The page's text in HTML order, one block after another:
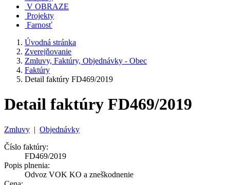
V OBRAZE
Projekty
Farnosť
Úvodná stránka
Zverejňovanie
Zmluvy, Faktúry, Objednávky - Obec
Faktúry
Detail faktúry FD469/2019
Detail faktúry FD469/2019
Zmluvy | Objednávky
Číslo faktúry:
FD469/2019
Popis plnenia:
Odvoz VOK KO a zneškodnenie